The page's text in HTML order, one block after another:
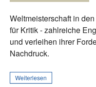
Weltmeisterschaft in
für Kritik - zahlreiche
und verleihen ihrer
Nachdruck.
Weiterlesen